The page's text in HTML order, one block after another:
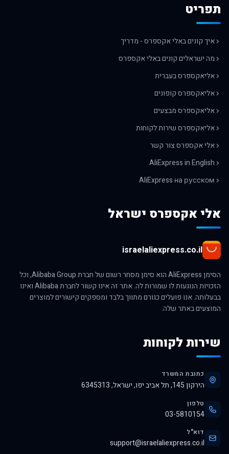
תפריט
איך קונים באלי אקספרס - מדריך
מה ישראלים קונים באלי אקספרס
אליאקספרס בעברית
אליאקספרס קופונים
אליאקספרס מבצעים
אליאקספרס שירות לקוחות
אלי אקספרס צור קשר
AliExpress in English
AliExpress на русском
אלי אקספרס ישראל
israelaliexpress.co.il
הסימן AliExpress הוא סימן מסחר רשום של חברת Alibaba Group, וכל
הזכויות הנוגעות לו שמורות לה. אתר זה אינו קשור לחברת Alibaba ואינו
בבעלותה. אנו פועלים כגורם מתווך בלבד ומספקים קישורים למוצרים
המוצעים באתר שלה.
שירות לקוחות
כתובת המשרד
הירקון 145, תל אביב יפו, ישראל, 6345313
טלפון
03-5810154
דוא"ל
support@israelaliexpress.co.il